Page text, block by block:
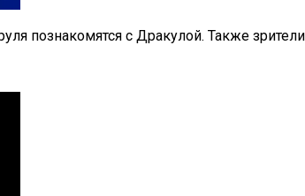
познакомятся с Дракулой. Также